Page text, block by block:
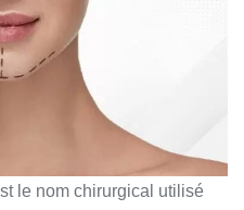
le nom chirurgical utilisé